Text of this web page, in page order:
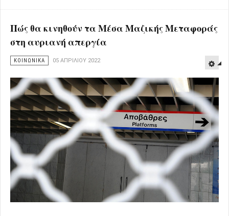
Πώς θα κινηθούν τα Μέσα Μαζικής Μεταφοράς
στη αυριανή απεργία
ΚΟΙΝΩΝΙΚΑ 05 ΑΠΡΙΛΊΟΥ 2022